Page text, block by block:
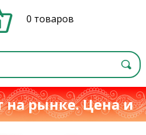
0 товаров
на рынке. Цена и